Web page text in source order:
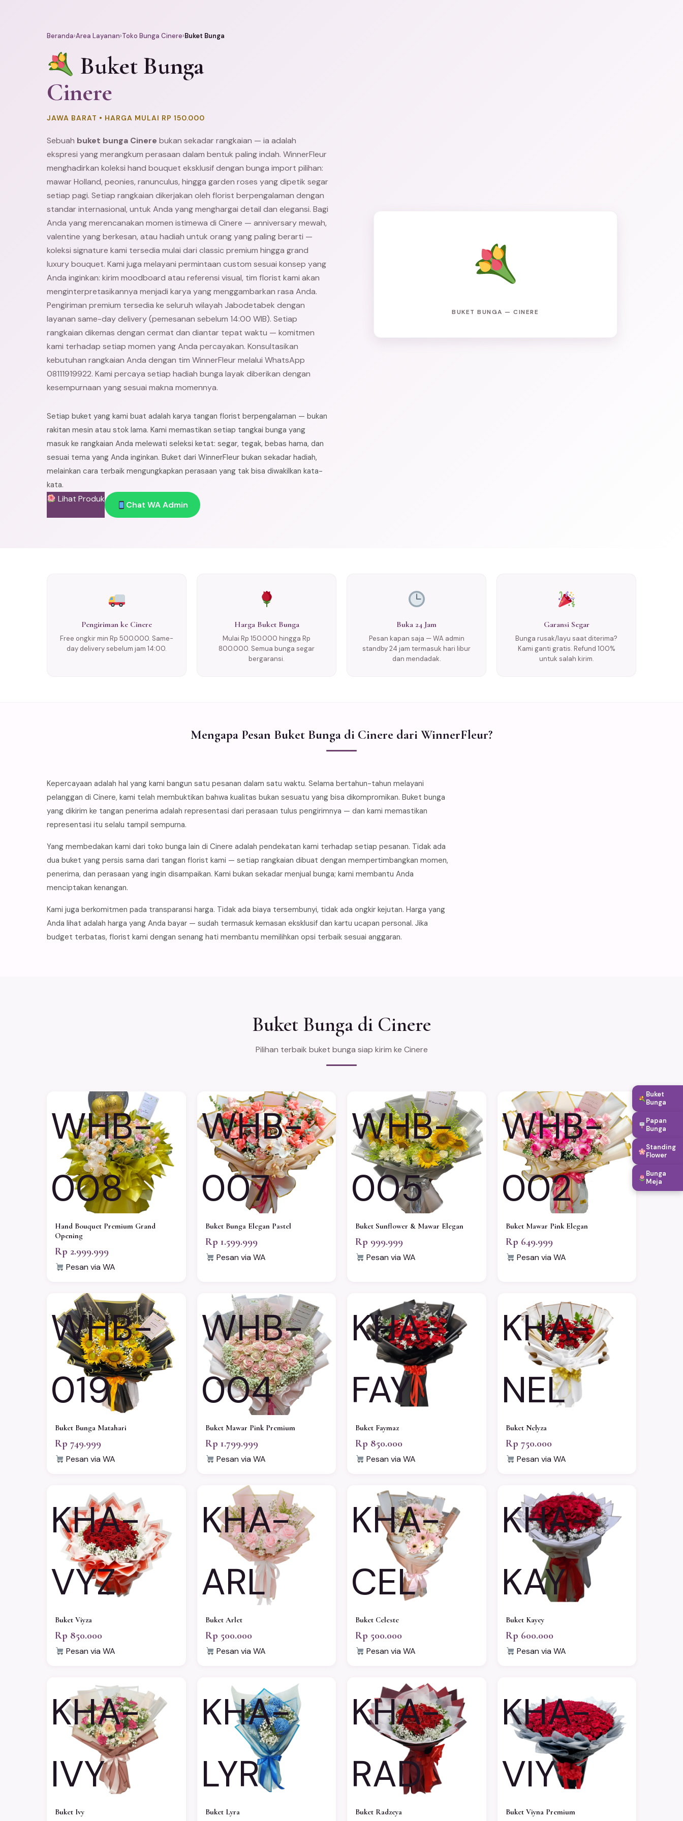
Beranda›Area Layanan›Toko Bunga Cinere›Buket Bunga
Buket Bunga
Cinere
JAWA BARAT • HARGA MULAI RP 150.000
Sebuah buket bunga Cinere bukan sekadar rangkaian — ia adalah
ekspresi yang merangkum perasaan dalam bentuk paling indah. WinnerFleur
menghadirkan koleksi hand bouquet eksklusif dengan bunga import pilihan:
mawar Holland, peonies, ranunculus, hingga garden roses yang dipetik segar
setiap pagi. Setiap rangkaian dikerjakan oleh florist berpengalaman dengan
standar internasional, untuk Anda yang menghargai detail dan elegansi. Bagi
Anda yang merencanakan momen istimewa di Cinere — anniversary mewah,
valentine yang berkesan, atau hadiah untuk orang yang paling berarti —
koleksi signature kami tersedia mulai dari classic premium hingga grand
luxury bouquet. Kami juga melayani permintaan custom sesuai konsep yang
Anda inginkan: kirim moodboard atau referensi visual, tim florist kami akan
menginterpretasikannya menjadi karya yang menggambarkan rasa Anda.
Pengiriman premium tersedia ke seluruh wilayah Jabodetabek dengan
layanan same-day delivery (pemesanan sebelum 14:00 WIB). Setiap
rangkaian dikemas dengan cermat dan diantar tepat waktu — komitmen
kami terhadap setiap momen yang Anda percayakan. Konsultasikan
kebutuhan rangkaian Anda dengan tim WinnerFleur melalui WhatsApp
08111919922. Kami percaya setiap hadiah bunga layak diberikan dengan
kesempurnaan yang sesuai makna momennya.
Setiap buket yang kami buat adalah karya tangan florist berpengalaman — bukan
rakitan mesin atau stok lama. Kami memastikan setiap tangkai bunga yang
masuk ke rangkaian Anda melewati seleksi ketat: segar, tegak, bebas hama, dan
sesuai tema yang Anda inginkan. Buket dari WinnerFleur bukan sekadar hadiah,
melainkan cara terbaik mengungkapkan perasaan yang tak bisa diwakilkan kata-
kata.
Lihat Produk
Chat WA Admin
BUKET BUNGA — CINERE
Pengiriman ke Cinere
Free ongkir min Rp 500.000. Same-
day delivery sebelum jam 14:00.
Harga Buket Bunga
Mulai Rp 150.000 hingga Rp
800.000. Semua bunga segar
bergaransi.
Buka 24 Jam
Pesan kapan saja — WA admin
standby 24 jam termasuk hari libur
dan mendadak.
Garansi Segar
Bunga rusak/layu saat diterima?
Kami ganti gratis. Refund 100%
untuk salah kirim.
Mengapa Pesan Buket Bunga di Cinere dari WinnerFleur?
Kepercayaan adalah hal yang kami bangun satu pesanan dalam satu waktu. Selama bertahun-tahun melayani
pelanggan di Cinere, kami telah membuktikan bahwa kualitas bukan sesuatu yang bisa dikompromikan. Buket bunga
yang dikirim ke tangan penerima adalah representasi dari perasaan tulus pengirimnya — dan kami memastikan
representasi itu selalu tampil sempurna.
Yang membedakan kami dari toko bunga lain di Cinere adalah pendekatan kami terhadap setiap pesanan. Tidak ada
dua buket yang persis sama dari tangan florist kami — setiap rangkaian dibuat dengan mempertimbangkan momen,
penerima, dan perasaan yang ingin disampaikan. Kami bukan sekadar menjual bunga; kami membantu Anda
menciptakan kenangan.
Kami juga berkomitmen pada transparansi harga. Tidak ada biaya tersembunyi, tidak ada ongkir kejutan. Harga yang
Anda lihat adalah harga yang Anda bayar — sudah termasuk kemasan eksklusif dan kartu ucapan personal. Jika
budget terbatas, florist kami dengan senang hati membantu memilihkan opsi terbaik sesuai anggaran.
Buket Bunga di Cinere
Pilihan terbaik buket bunga siap kirim ke Cinere
WHB-
008
Hand Bouquet Premium Grand
Opening
Rp 2.999.999
Pesan via WA
WHB-
007
Buket Bunga Elegan Pastel
Rp 1.599.999
Pesan via WA
WHB-
005
Buket Sunflower & Mawar Elegan
Rp 999.999
Pesan via WA
WHB-
002
Buket Mawar Pink Elegan
Rp 649.999
Pesan via WA
WHB-
019
Buket Bunga Matahari
Rp 749.999
Pesan via WA
WHB-
004
Buket Mawar Pink Premium
Rp 1.799.999
Pesan via WA
KHA-
FAY
Buket Faymaz
Rp 850.000
Pesan via WA
KHA-
NEL
Buket Nelyza
Rp 750.000
Pesan via WA
KHA-
VYZ
Buket Viyza
Rp 850.000
Pesan via WA
KHA-
ARL
Buket Arlet
Rp 500.000
Pesan via WA
KHA-
CEL
Buket Celeste
Rp 500.000
Pesan via WA
KHA-
KAY
Buket Kayey
Rp 600.000
Pesan via WA
KHA-
IVY
Buket Ivy
KHA-
LYR
Buket Lyra
KHA-
RAD
Buket Radzeya
KHA-
VIY
Buket Viyna Premium
Buket
Bunga
Papan
Bunga
Standing
Flower
Bunga
Meja